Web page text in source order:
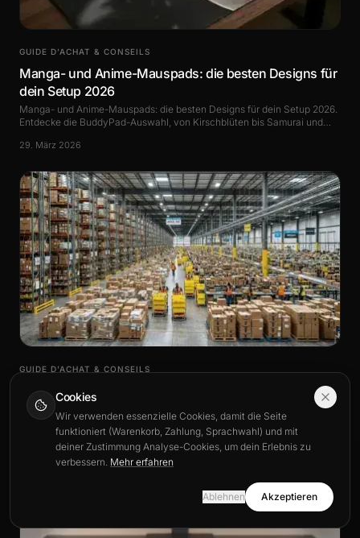
GUIDE D’ACHAT & CONSEILS
Manga- und Anime-Mauspads: die besten Designs für
dein Setup 2026
Manga- und Anime-Mauspads: die besten Designs für dein Setup 2026.
Entdecke die BuddyPad-Auswahl, von Kirschblüten bis Samurai und
29. März 2026
GUIDE D’ACHAT & CONSEILS
Mauspad Amazon: warum Tausende Gamer BuddyPad
wählen
Du suchst ein Mauspad bei Amazon und stößt auf Hunderte anonyme
Treffer? Entdeck, warum immer mehr Gamer und Homeoffice-Nutzer
sich für BuddyPad entscheiden.
27. März 2026 This site is also available in English.
View in English Stay in Deutsch
Cookies
Wir verwenden essenzielle Cookies, damit die Seite
funktioniert (Warenkorb, Zahlung, Sprachwahl) und mit
deiner Zustimmung Analyse-Cookies, um dein Erlebnis zu
verbessern. Mehr erfahren
Ablehnen Akzeptieren